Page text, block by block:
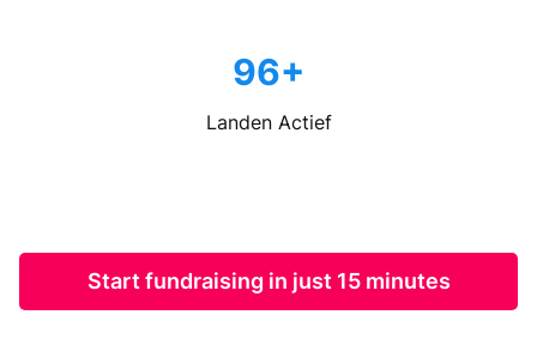
96+
Landen Actief
Start fundraising in just 15 minutes